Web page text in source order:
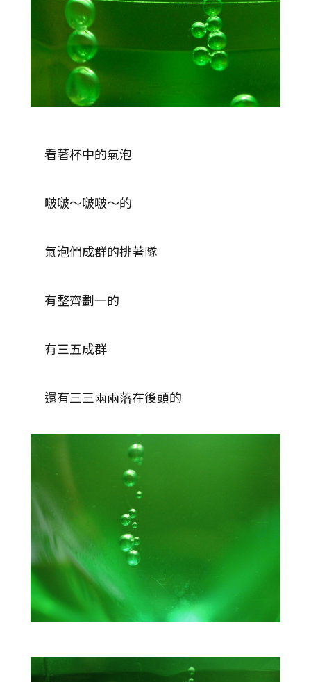
看著杯中的氣泡
啵啵～啵啵～的
氣泡們成群的排著隊
有整齊劃一的
有三五成群
還有三三兩兩落在後頭的